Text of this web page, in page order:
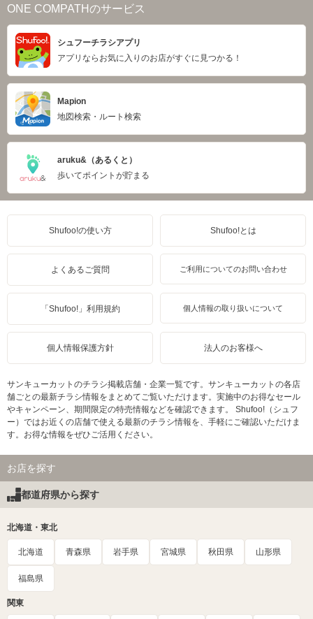
ONE COMPATHのサービス
シュフーチラシアプリ
アプリならお気に入りのお店がすぐに見つかる！
Mapion
地図検索・ルート検索
aruku&（あるくと）
歩いてポイントが貯まる
Shufoo!の使い方 Shufoo!とは
よくあるご質問 ご利用についてのお問い合わせ
「Shufoo!」利用規約 個人情報の取り扱いについて
個人情報保護方針 法人のお客様へ
サンキューカットのチラシ掲載店舗・企業一覧です。サンキューカットの各店
舗ごとの最新チラシ情報をまとめてご覧いただけます。実施中のお得なセール
やキャンペーン、期間限定の特売情報などを確認できます。 Shufoo!（シュフ
ー）ではお近くの店舗で使える最新のチラシ情報を、手軽にご確認いただけま
す。お得な情報をぜひご活用ください。
お店を探す
都道府県から探す
北海道・東北
北海道 青森県 岩手県 宮城県 秋田県 山形県
福島県
関東